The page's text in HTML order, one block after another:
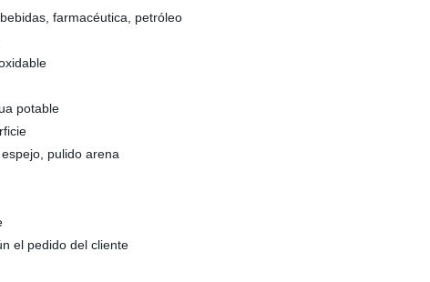
farmacéutica, petróleo
potable
pulido arena
el pedido del cliente